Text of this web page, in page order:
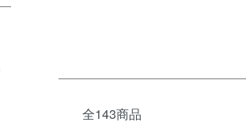
全143商品